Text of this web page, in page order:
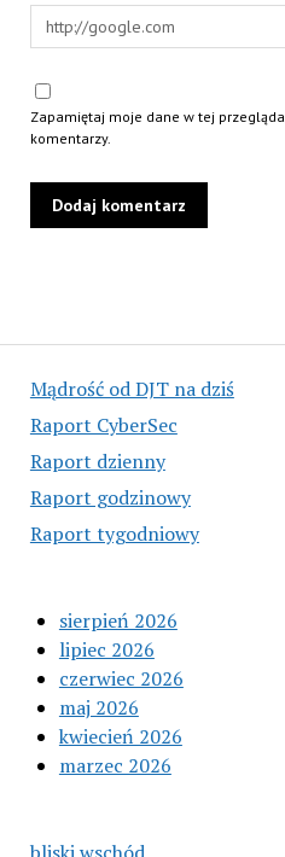
Mądrość od DJT na dziś
Raport CyberSec
Raport dzienny
Raport godzinowy
Raport tygodniowy
sierpień 2026
lipiec 2026
czerwiec 2026
maj 2026
kwiecień 2026
marzec 2026
Zapamiętaj moje dane w tej
komentarzy.